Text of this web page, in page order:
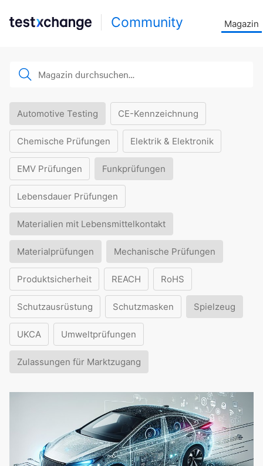
Community Magazin
Automotive Testing CE-Kennzeichnung
Chemische Prüfungen Elektrik & Elektronik
EMV Prüfungen Funkprüfungen
Lebensdauer Prüfungen
Materialien mit Lebensmittelkontakt
Materialprüfungen Mechanische Prüfungen
Produktsicherheit REACH RoHS
Schutzausrüstung Schutzmasken Spielzeug
UKCA Umweltprüfungen
Zulassungen für Marktzugang